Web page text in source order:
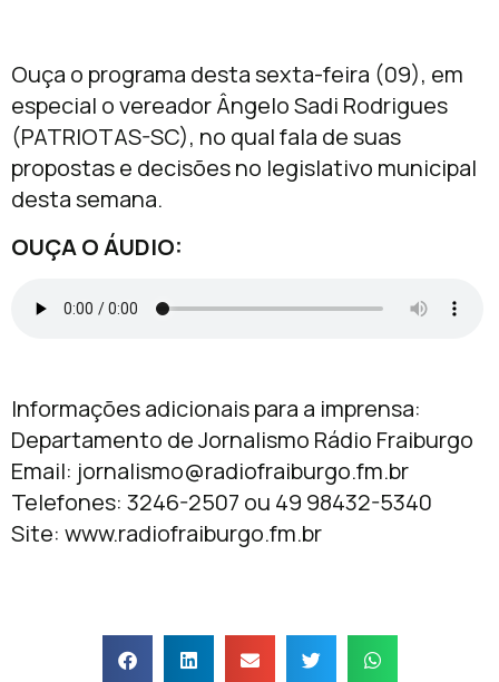
Ouça o programa desta sexta-feira (09), em
especial o vereador Ângelo Sadi Rodrigues
(PATRIOTAS-SC), no qual fala de suas
propostas e decisões no legislativo municipal
desta semana.
OUÇA O ÁUDIO:
Informações adicionais para a imprensa:
Departamento de Jornalismo Rádio Fraiburgo
Email: jornalismo@radiofraiburgo.fm.br
Telefones: 3246-2507 ou 49 98432-5340
Site: www.radiofraiburgo.fm.br